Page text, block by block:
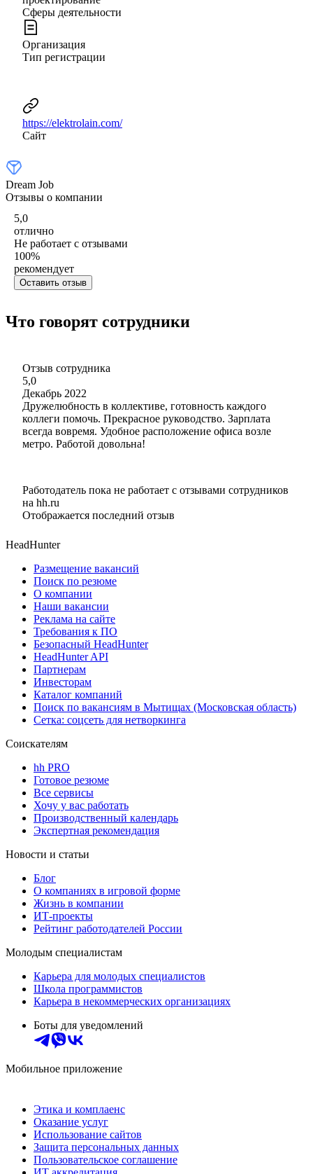
Сферы деятельности
Организация
Тип регистрации
https://elektrolain.com/
Сайт
Dream Job
Отзывы о компании
5,0
отлично
Не работает с отзывами
100%
рекомендует
Оставить отзыв
Что говорят сотрудники
Отзыв сотрудника
5,0
Декабрь 2022
Дружелюбность в коллективе, готовность каждого
коллеги помочь. Прекрасное руководство. Зарплата
всегда вовремя. Удобное расположение офиса возле
метро. Работой довольна!
Работодатель пока не работает с отзывами сотрудников
на hh.ru
Отображается последний отзыв
HeadHunter
Размещение вакансий
Поиск по резюме
О компании
Наши вакансии
Реклама на сайте
Требования к ПО
Безопасный HeadHunter
HeadHunter API
Партнерам
Инвесторам
Каталог компаний
Поиск по вакансиям в Мытищах (Московская область)
Сетка: соцсеть для нетворкинга
Соискателям
hh PRO
Готовое резюме
Все сервисы
Хочу у вас работать
Производственный календарь
Экспертная рекомендация
Новости и статьи
Блог
О компаниях в игровой форме
Жизнь в компании
ИТ-проекты
Рейтинг работодателей России
Молодым специалистам
Карьера для молодых специалистов
Школа программистов
Карьера в некоммерческих организациях
Боты для уведомлений
Мобильное приложение
Этика и комплаенс
Оказание услуг
Использование сайтов
Защита персональных данных
Пользовательское соглашение